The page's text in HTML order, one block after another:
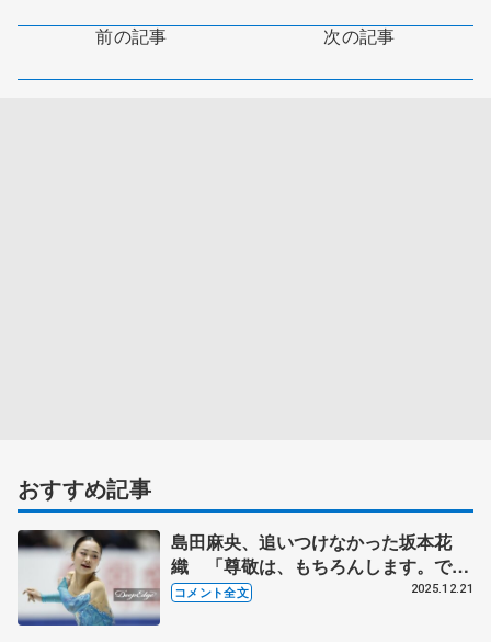
前の記事 次の記事
おすすめ記事
島田麻央、追いつけなかった坂本花
織 「尊敬は、もちろんします。で
も、今年は初めて『少し悔しいな』っ
コメント全文 2025.12.21